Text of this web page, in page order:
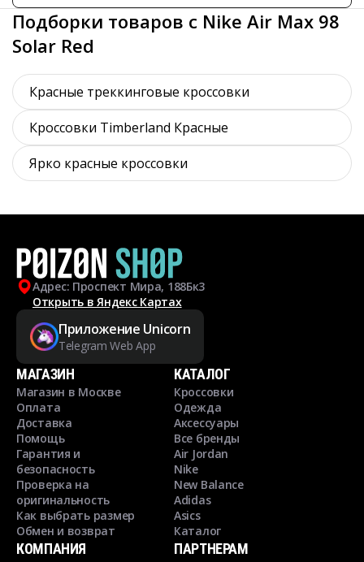
Подборки товаров с Nike Air Max 98
Solar Red
Красные треккинговые кроссовки
Кроссовки Timberland Красные
Ярко красные кроссовки
Адрес: Проспект Мира, 188Бк3
Открыть в Яндекс Картах
Приложение Unicorn
Telegram Web App
МАГАЗИН
Магазин в Москве
Оплата
Доставка
Помощь
Гарантия и
безопасность
Проверка на
оригинальность
Как выбрать размер
Обмен и возврат
КАТАЛОГ
Кроссовки
Одежда
Аксессуары
Все бренды
Air Jordan
Nike
New Balance
Adidas
Asics
Каталог
КОМПАНИЯ ПАРТНЕРАМ